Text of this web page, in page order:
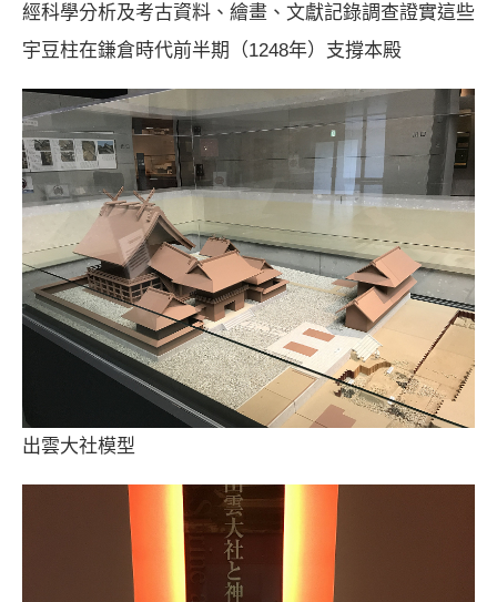
經科學分析及考古資料、繪畫、文獻記錄調查證實這些
宇豆柱在鎌倉時代前半期（1248年）支撐本殿
出雲大社模型